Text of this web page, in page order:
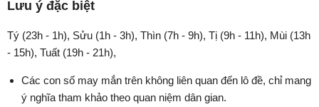
Lưu ý đặc biệt
Tý (23h - 1h), Sửu (1h - 3h), Thìn (7h - 9h), Tị (9h - 11h), Mùi (13h
- 15h), Tuất (19h - 21h),
Các con số may mắn trên không liên quan đến lô đề, chỉ mang
ý nghĩa tham khảo theo quan niệm dân gian.